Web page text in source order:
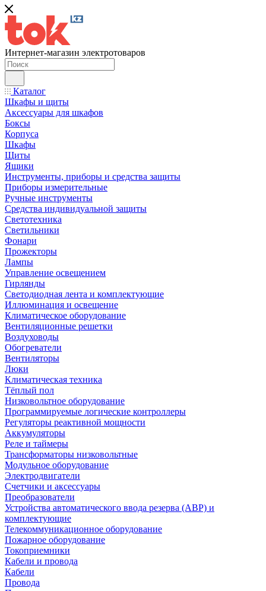
Интернет-магазин электротоваров
Каталог
Шкафы и щиты
Аксессуары для шкафов
Боксы
Корпуса
Шкафы
Щиты
Ящики
Инструменты, приборы и средства защиты
Приборы измерительные
Ручные инструменты
Средства индивидуальной защиты
Светотехника
Светильники
Фонари
Прожекторы
Лампы
Управление освещением
Гирлянды
Светодиодная лента и комплектующие
Иллюминация и освещение
Климатическое оборудование
Вентиляционные решетки
Воздуховоды
Обогреватели
Вентиляторы
Люки
Климатическая техника
Тёплый пол
Низковольтное оборудование
Программируемые логические контроллеры
Регуляторы реактивной мощности
Аккумуляторы
Реле и таймеры
Трансформаторы низковольтные
Модульное оборудование
Электродвигатели
Счетчики и аксессуары
Преобразователи
Устройства автоматического ввода резерва (АВР) и
комплектующие
Телекоммуникационное оборудование
Пожарное оборудование
Токоприемники
Кабели и провода
Кабели
Провода